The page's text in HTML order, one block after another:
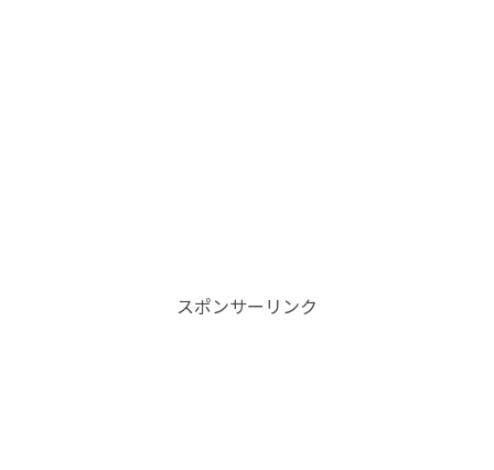
スポンサーリンク